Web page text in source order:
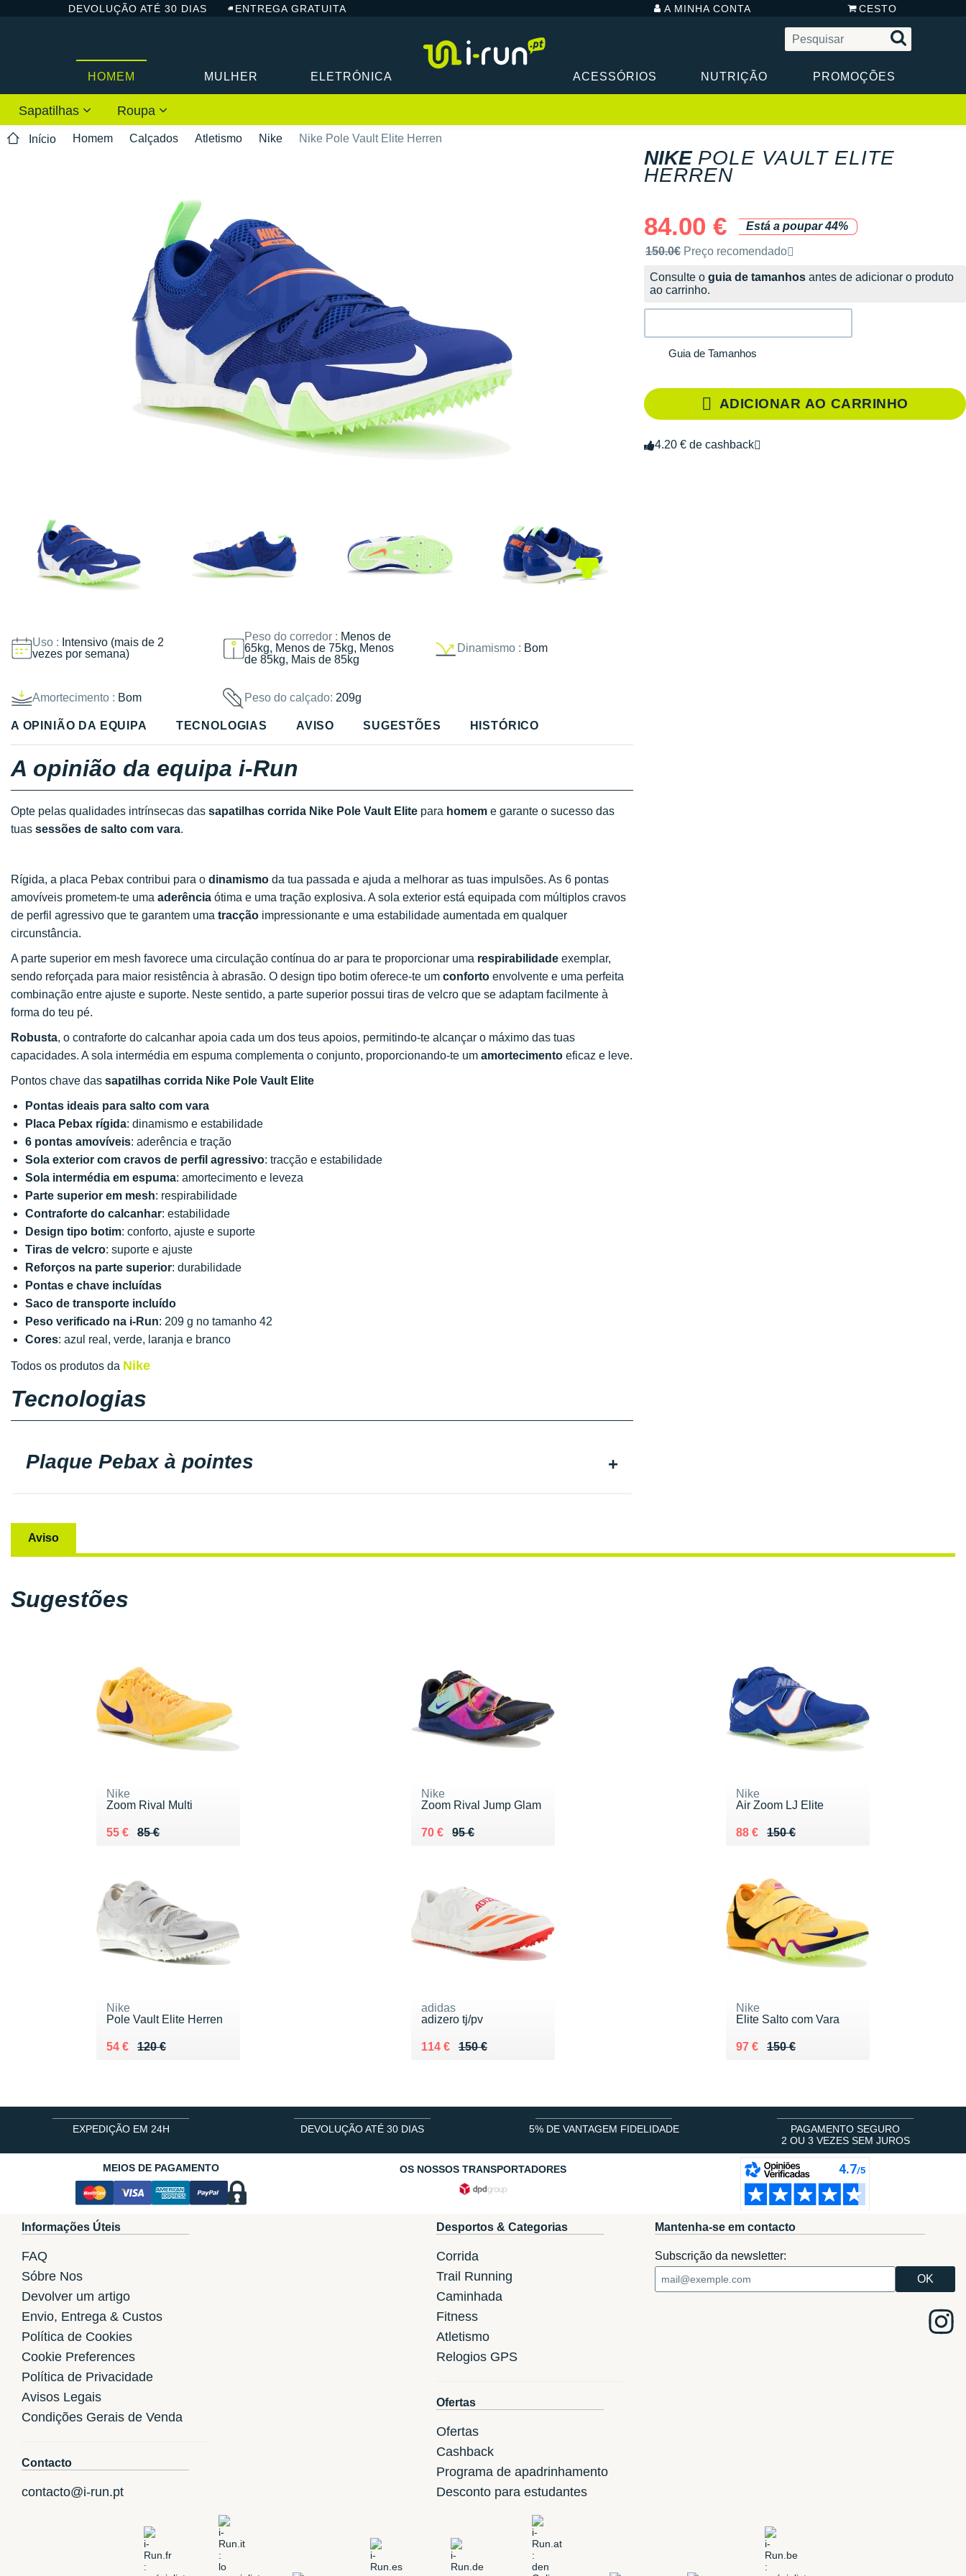
DEVOLUÇÃO ATÉ 30 DIAS ENTREGA GRATUITA A MINHA CONTA CESTO
HOMEM MULHER ELETRÓNICA ACESSÓRIOS NUTRIÇÃO PROMOÇÕES
Sapatilhas Roupa
Início Homem Calçados Atletismo Nike Nike Pole Vault Elite Herren
Uso : Intensivo (mais de 2
vezes por semana)
Peso do corredor : Menos de
65kg, Menos de 75kg, Menos
de 85kg, Mais de 85kg
Dinamismo : Bom
Amortecimento : Bom Peso do calçado: 209g
NIKE POLE VAULT ELITE
HERREN
84.00 €
Está a poupar 44%
Preço de venda recomendado pela marca
150.0€ Preço recomendado
Consulte o guia de tamanhos antes de adicionar o produto
ao carrinho.
Guia de Tamanhos
ADICIONAR AO CARRINHO
4.20 € de cashback
A OPINIÃO DA EQUIPA TECNOLOGIAS AVISO SUGESTÕES HISTÓRICO
A opinião da equipa i-Run
Opte pelas qualidades intrínsecas das sapatilhas corrida Nike Pole Vault Elite para homem e garante o sucesso das
tuas sessões de salto com vara.
Rígida, a placa Pebax contribui para o dinamismo da tua passada e ajuda a melhorar as tuas impulsões. As 6 pontas
amovíveis prometem-te uma aderência ótima e uma tração explosiva. A sola exterior está equipada com múltiplos cravos
de perfil agressivo que te garantem uma tracção impressionante e uma estabilidade aumentada em qualquer
circunstância.
A parte superior em mesh favorece uma circulação contínua do ar para te proporcionar uma respirabilidade exemplar,
sendo reforçada para maior resistência à abrasão. O design tipo botim oferece-te um conforto envolvente e uma perfeita
combinação entre ajuste e suporte. Neste sentido, a parte superior possui tiras de velcro que se adaptam facilmente à
forma do teu pé.
Robusta, o contraforte do calcanhar apoia cada um dos teus apoios, permitindo-te alcançar o máximo das tuas
capacidades. A sola intermédia em espuma complementa o conjunto, proporcionando-te um amortecimento eficaz e leve.
Pontos chave das sapatilhas corrida Nike Pole Vault Elite
Pontas ideais para salto com vara
Placa Pebax rígida: dinamismo e estabilidade
6 pontas amovíveis: aderência e tração
Sola exterior com cravos de perfil agressivo: tracção e estabilidade
Sola intermédia em espuma: amortecimento e leveza
Parte superior em mesh: respirabilidade
Contraforte do calcanhar: estabilidade
Design tipo botim: conforto, ajuste e suporte
Tiras de velcro: suporte e ajuste
Reforços na parte superior: durabilidade
Pontas e chave incluídas
Saco de transporte incluído
Peso verificado na i-Run: 209 g no tamanho 42
Cores: azul real, verde, laranja e branco
Todos os produtos da Nike
Tecnologias
Plaque Pebax à pointes
Aviso
Sugestões
Nike
Zoom Rival Multi
85 €
Au lieu de 85 €
55 €
Vendu 55 €
Nike
Zoom Rival Jump Glam
95 €
Au lieu de 95 €
70 €
Vendu 70 €
Nike
Air Zoom LJ Elite
150 €
Au lieu de 150 €
88 €
Vendu 88 €
Nike
Pole Vault Elite Herren
120 €
Au lieu de 120 €
54 €
Vendu 54 €
adidas
adizero tj/pv
150 €
Au lieu de 150 €
114 €
Vendu 114 €
Nike
Elite Salto com Vara
150 €
Au lieu de 150 €
97 €
Vendu 97 €
EXPEDIÇÃO EM 24H DEVOLUÇÃO ATÉ 30 DIAS 5% DE VANTAGEM FIDELIDADE
PAGAMENTO SEGURO
2 OU 3 VEZES SEM JUROS
MEIOS DE PAGAMENTO OS NOSSOS TRANSPORTADORES
Informações Úteis
FAQ
Sóbre Nos
Devolver um artigo
Envio, Entrega & Custos
Política de Cookies
Cookie Preferences
Política de Privacidade
Avisos Legais
Condições Gerais de Venda
Contacto
contacto@i-run.pt
Desportos & Categorias
Corrida
Trail Running
Caminhada
Fitness
Atletismo
Relogios GPS
Ofertas
Ofertas
Cashback
Programa de apadrinhamento
Desconto para estudantes
Mantenha-se em contacto
Subscrição da newsletter: